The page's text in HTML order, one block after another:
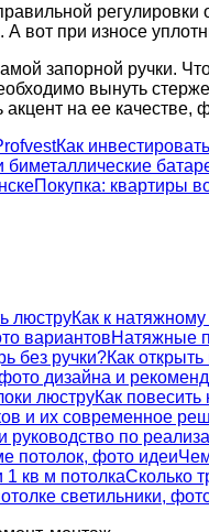
вот при износе
запорной ручки.
вынуть
на ее
Как
Покупка: квартиры
Как к
Натяжные
Как
Как
Сколько